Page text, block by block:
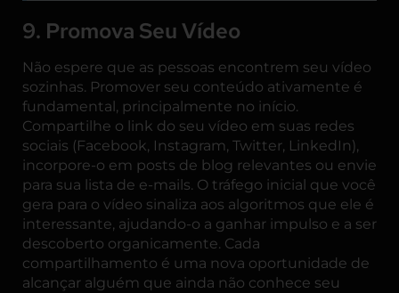
9. Promova Seu Vídeo
Não espere que as pessoas encontrem seu vídeo
sozinhas. Promover seu conteúdo ativamente é
fundamental, principalmente no início.
Compartilhe o link do seu vídeo em suas redes
sociais (Facebook, Instagram, Twitter, LinkedIn),
incorpore-o em posts de blog relevantes ou envie
para sua lista de e-mails. O tráfego inicial que você
gera para o vídeo sinaliza aos algoritmos que ele é
interessante, ajudando-o a ganhar impulso e a ser
descoberto organicamente. Cada
compartilhamento é uma nova oportunidade de
alcançar alguém que ainda não conhece seu